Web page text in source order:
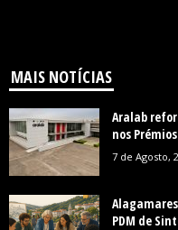
MAIS NOTÍCIAS
Aralab
nos
7 de Agosto,
PDM de